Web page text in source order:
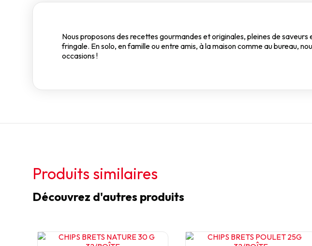
Nous proposons des recettes gourmandes et originales, pleines de
fringale. En solo, en famille ou entre amis, à la maison comme au bureau,
occasions !
Produits similaires
Découvrez d'autres produits